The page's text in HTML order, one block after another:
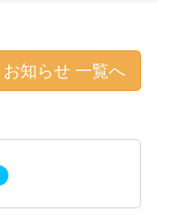
お知らせ 一覧へ